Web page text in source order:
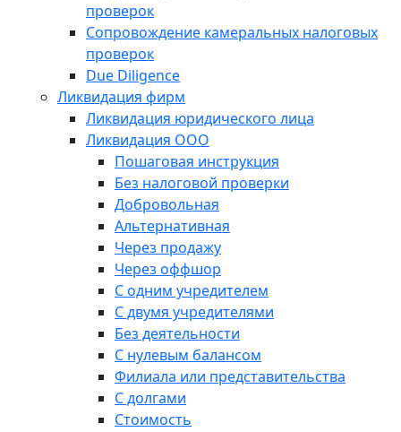
проверок
Сопровождение камеральных налоговых
проверок
Due Diligence
Ликвидация фирм
Ликвидация юридического лица
Ликвидация ООО
Пошаговая инструкция
Без налоговой проверки
Добровольная
Альтернативная
Через продажу
Через оффшор
С одним учредителем
С двумя учредителями
Без деятельности
С нулевым балансом
Филиала или представительства
С долгами
Стоимость